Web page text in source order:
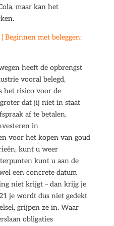
maar kan het
met beleggen:
heeft de opbrengst
vooral belegd,
het risico voor de
dat jij niet in staat
af te betalen,
in
voor het kopen van goud
kunt u weer
kunt u aan de
een concrete datum
niet krijgt – dan krijg je
je wordt dus niet gedekt
grijpen ze in. Waar
obligaties